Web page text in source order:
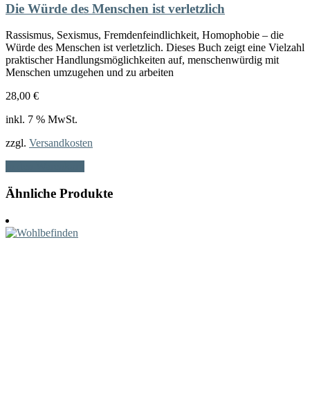
Die Würde des Menschen ist verletzlich
Rassismus, Sexismus, Fremdenfeindlichkeit, Homophobie – die
Würde des Menschen ist verletzlich. Dieses Buch zeigt eine Vielzahl
praktischer Handlungsmöglichkeiten auf, menschenwürdig mit
Menschen umzugehen und zu arbeiten
28,00 €
inkl. 7 % MwSt.
zzgl. Versandkosten
Ähnliche Produkte